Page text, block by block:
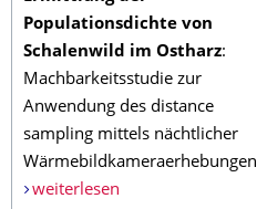
Populationsdichte von
Schalenwild im Ostharz:
Machbarkeitsstudie zur
Anwendung des distance
sampling mittels nächtlicher
Wärmebildkameraerhebungen
weiterlesen